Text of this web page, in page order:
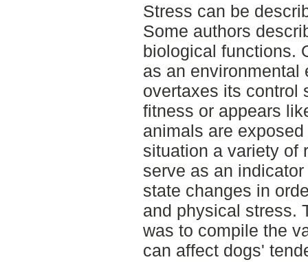
Stress can be
Some authors
biological functions.
as an environmental
overtaxes its control
fitness or appears
animals are
situation a variety of
serve as an
state changes in
and physical stress.
was to compile the
can affect dogs'